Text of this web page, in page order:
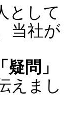
として
当社が
問」
えまし